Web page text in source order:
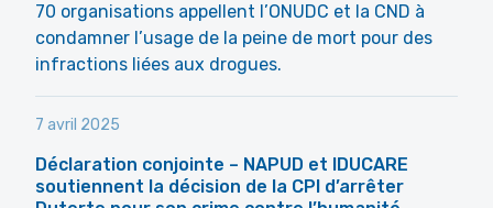
70 organisations appellent l’ONUDC et la CND à
condamner l’usage de la peine de mort pour des
infractions liées aux drogues.
7 avril 2025
Déclaration conjointe – NAPUD et IDUCARE
soutiennent la décision de la CPI d’arrêter